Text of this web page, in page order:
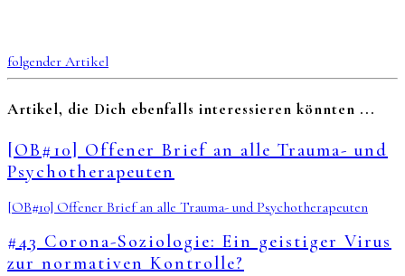
folgender Artikel
Artikel, die Dich ebenfalls interessieren könnten ...
[OB#10] Offener Brief an alle Trauma- und
Psychotherapeuten
[OB#10] Offener Brief an alle Trauma- und Psychotherapeuten
#43 Corona-Soziologie: Ein geistiger Virus
zur normativen Kontrolle?